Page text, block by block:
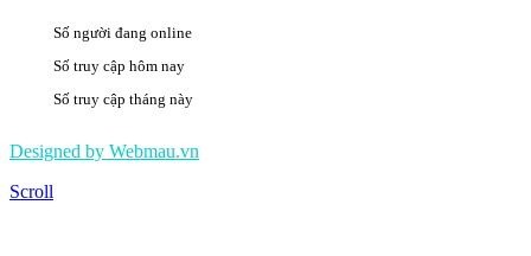
Số người đang online
Số truy cập hôm nay
Số truy cập tháng này
Designed by Webmau.vn
Scroll